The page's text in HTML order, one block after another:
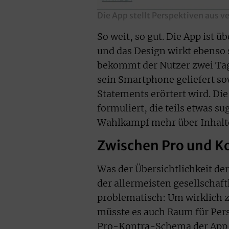
Die App stellt Perspektiven aus
So weit, so gut. Die App ist
und das Design wirkt
bekommt der Nutzer zwei
sein Smartphone geliefert
Statements erörtert wird.
formuliert, die teils etwas
Wahlkampf mehr über
Zwischen Pro und
Was der Übersichtlichkeit
der allermeisten
problematisch: Um wirklich
müsste es auch Raum für
Pro-Kontra-Schema der